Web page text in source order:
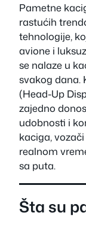
Pametne
rastućih
tehnologije,
avione i
se nalaze u
svakog dana.
(Head-Up
zajedno
udobnosti i
kaciga,
realnom
sa puta.
Šta su